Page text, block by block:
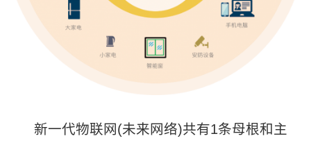
新一代物联网(未来网络)共有1条母根和主